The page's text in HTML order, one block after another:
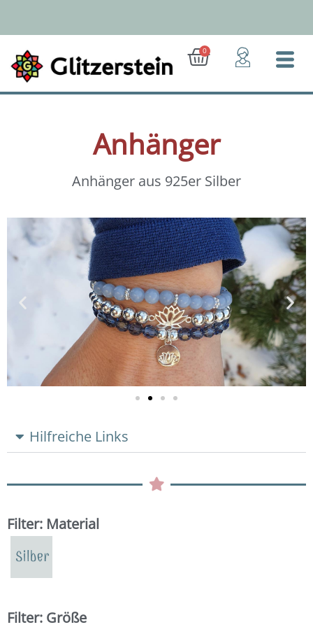
springen
0
Warenkorb
Anhänger
Anhänger aus 925er Silber
Hilfreiche Links
Filter: Material
Filter: Größe